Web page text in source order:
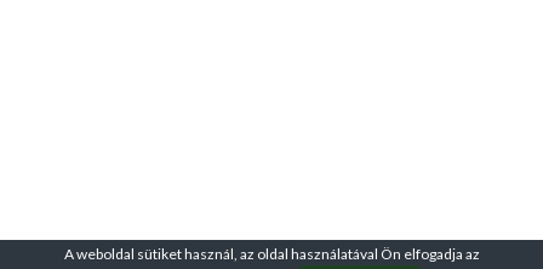
A weboldal sütiket használ, az oldal használatával Ön elfogadja az